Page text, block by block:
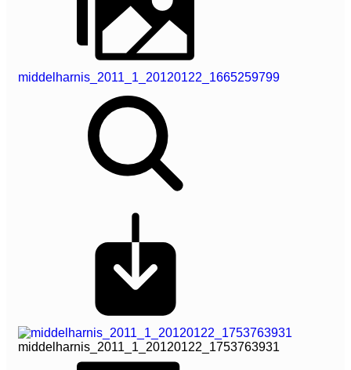
middelharnis_2011_1_20120122_1665259799
middelharnis_2011_1_20120122_1753763931